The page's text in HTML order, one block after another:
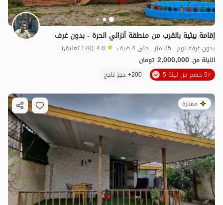
إقامة بيئية بالقرب من منطقة أنزالي الحرة - بدون غرف
بدون غرفة نوم . 35 متر . حتى 4 ضيف 4.8 (170 تعليق)
الليلة من 2,000,000 تومان
5٪ خصم من ليلة 5
200+ حجز ناجح
ممتازة